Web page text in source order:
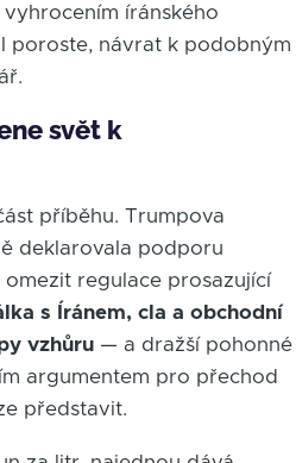
íránského
poroste, návrat k podobným
svět k
příběhu. Trumpova
deklarovala podporu
regulace prosazující
s Íránem, cla a obchodní
vzhůru — a dražší pohonné
argumentem pro přechod
představit.